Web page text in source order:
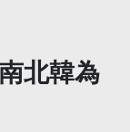
北韓為